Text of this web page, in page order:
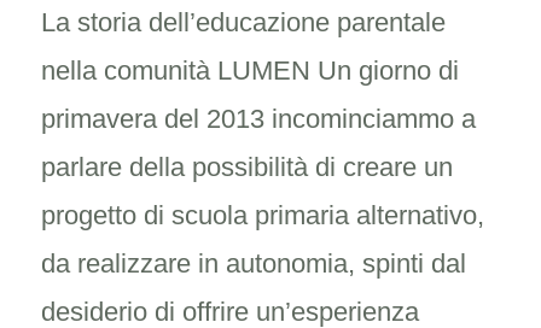
La storia dell’educazione parentale
nella comunità LUMEN Un giorno di
primavera del 2013 incominciammo a
parlare della possibilità di creare un
progetto di scuola primaria alternativo,
da realizzare in autonomia, spinti dal
desiderio di offrire un’esperienza
un
bambino